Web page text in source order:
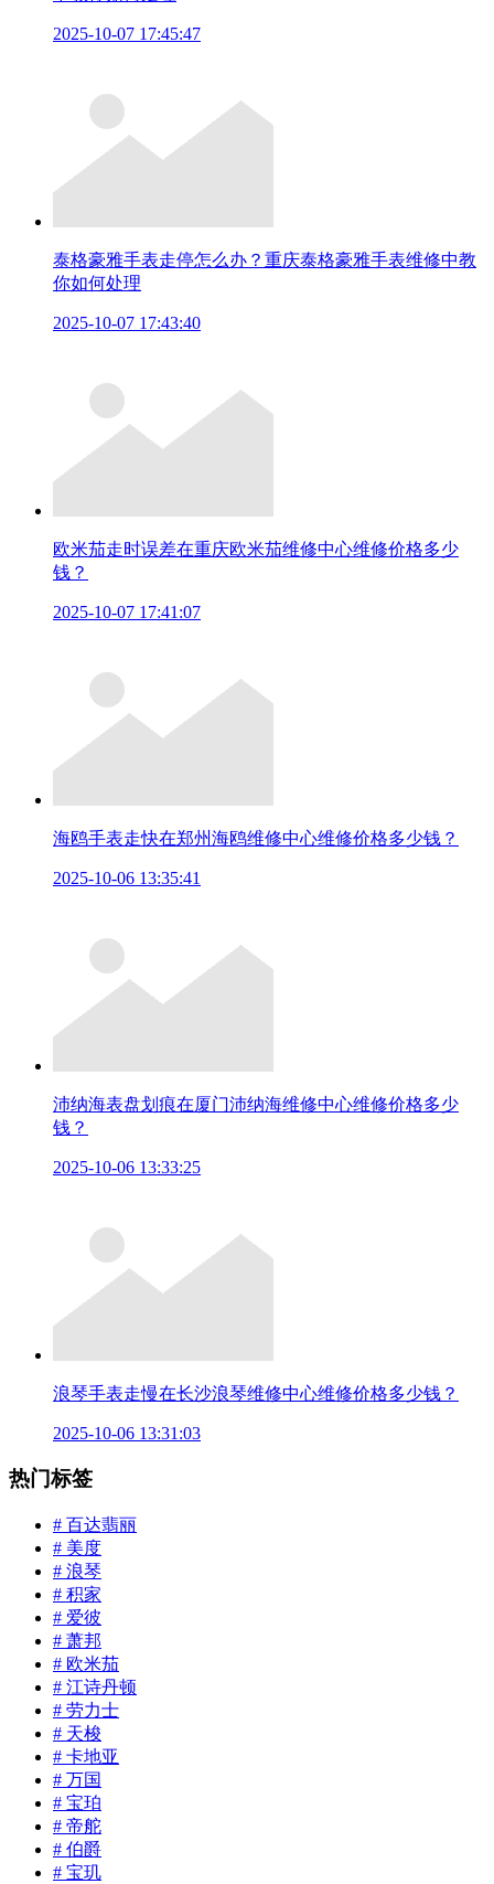
2025-10-07 17:45:47
泰格豪雅手表走停怎么办？重庆泰格豪雅手表维修中教
你如何处理
2025-10-07 17:43:40
欧米茄走时误差在重庆欧米茄维修中心维修价格多少
钱？
2025-10-07 17:41:07
海鸥手表走快在郑州海鸥维修中心维修价格多少钱？
2025-10-06 13:35:41
沛纳海表盘划痕在厦门沛纳海维修中心维修价格多少
钱？
2025-10-06 13:33:25
浪琴手表走慢在长沙浪琴维修中心维修价格多少钱？
2025-10-06 13:31:03
热门标签
# 百达翡丽
# 美度
# 浪琴
# 积家
# 爱彼
# 萧邦
# 欧米茄
# 江诗丹顿
# 劳力士
# 天梭
# 卡地亚
# 万国
# 宝珀
# 帝舵
# 伯爵
# 宝玑